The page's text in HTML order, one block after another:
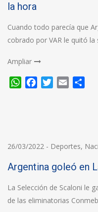
la hora
Cuando todo parecía que
cobrado por VAR le quitó
Ampliar
WhatsApp
FacebookTwitter
Email
26/03/2022 - Deportes,
Argentina goleó en
La Selección de Scaloni le
de las eliminatorias